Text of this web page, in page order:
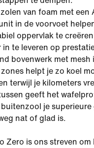
van foam met een
in de voorvoet
oppervlak te creëren
in te leveren op
bovenwerk met mesh
helpt je zo koel
terwijl je kilometers
geeft het
buitenzool je superieure
nat of glad is.
Zero is ons streven om